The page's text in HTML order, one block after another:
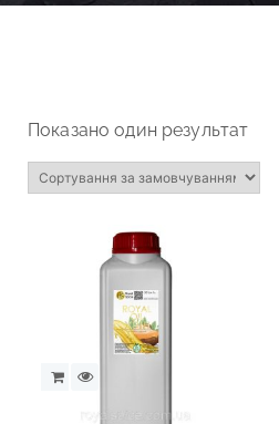
Показано один результат